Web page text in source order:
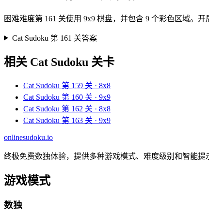
困难难度第 161 关使用 9x9 棋盘，并包含 9 个彩色区域。
Cat Sudoku 第 161 关答案
相关 Cat Sudoku 关卡
Cat Sudoku 第 159 关 · 8x8
Cat Sudoku 第 160 关 · 9x9
Cat Sudoku 第 162 关 · 8x8
Cat Sudoku 第 163 关 · 9x9
onlinesudoku.io
终极免费数独体验，提供多种游戏模式、难度级别和智能
游戏模式
数独